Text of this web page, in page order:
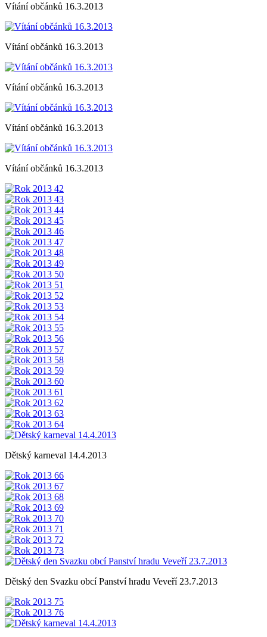
Vítání občánků 16.3.2013
Vítání občánků 16.3.2013
Vítání občánků 16.3.2013
Vítání občánků 16.3.2013
Vítání občánků 16.3.2013
Dětský karneval 14.4.2013
Dětský den Svazku obcí Panství hradu Veveří 23.7.2013